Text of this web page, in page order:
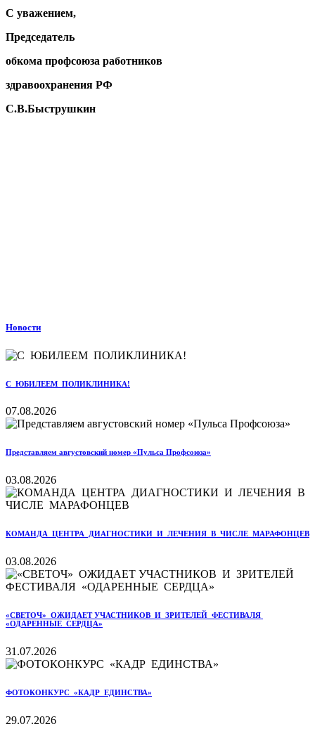
С уважением,
Председатель
обкома профсоюза работников
здравоохранения РФ
С.В.Быструшкин
Новости
С ЮБИЛЕЕМ ПОЛИКЛИНИКА!
07.08.2026
Представляем августовский номер «Пульса Профсоюза»
03.08.2026
КОМАНДА ЦЕНТРА ДИАГНОСТИКИ И ЛЕЧЕНИЯ В ЧИСЛЕ МАРАФОНЦЕВ
03.08.2026
«СВЕТОЧ» ОЖИДАЕТ УЧАСТНИКОВ И ЗРИТЕЛЕЙ ФЕСТИВАЛЯ
«ОДАРЕННЫЕ СЕРДЦА»
31.07.2026
ФОТОКОНКУРС «КАДР ЕДИНСТВА»
29.07.2026